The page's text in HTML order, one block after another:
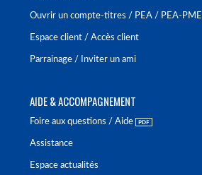
Ouvrir un compte-titres / PEA / PEA-PME
Espace client / Accès client
Parrainage / Inviter un ami
AIDE & ACCOMPAGNEMENT
Foire aux questions / Aide
Assistance
Espace actualités